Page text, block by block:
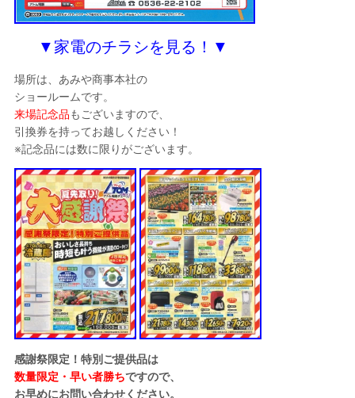
▼家電のチラシを見る！▼
場所は、あみや商事本社の
ショールームです。
来場記念品もございますので、
引換券を持ってお越しください！
※記念品には数に限りがございます。
感謝祭限定！特別ご提供品は
数量限定・早い者勝ちですので、
お早めにお問い合わせください。